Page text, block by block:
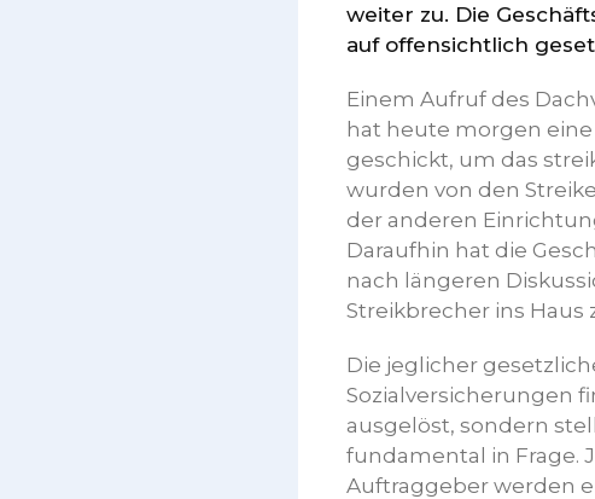
weiter zu. Die
auf offensichtlich
Einem Aufruf des
hat heute morgen
geschickt, um das
wurden von den
der anderen
Daraufhin hat die
nach längeren
Streikbrecher ins Haus
Die jeglicher
Sozialversicherungen
ausgelöst, sondern
fundamental in Frage.
Auftraggeber werden